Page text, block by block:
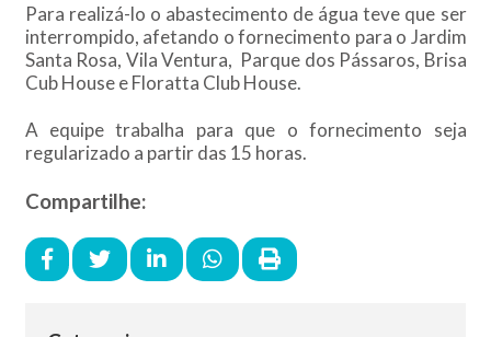
Para realizá-lo o abastecimento de água teve que ser
interrompido, afetando o fornecimento para o Jardim
Santa Rosa, Vila Ventura, Parque dos Pássaros, Brisa
Cub House e Floratta Club House.
A equipe trabalha para que o fornecimento seja
regularizado a partir das 15 horas.
Compartilhe: